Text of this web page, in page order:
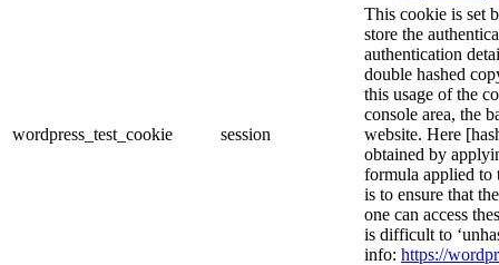
wordpress_test_cookie session
This cookie is set
store the
authentication
double hashed
this usage of the
console area, the
website. Here
obtained by
formula applied to
is to ensure that
one can access
is difficult to
info: https://